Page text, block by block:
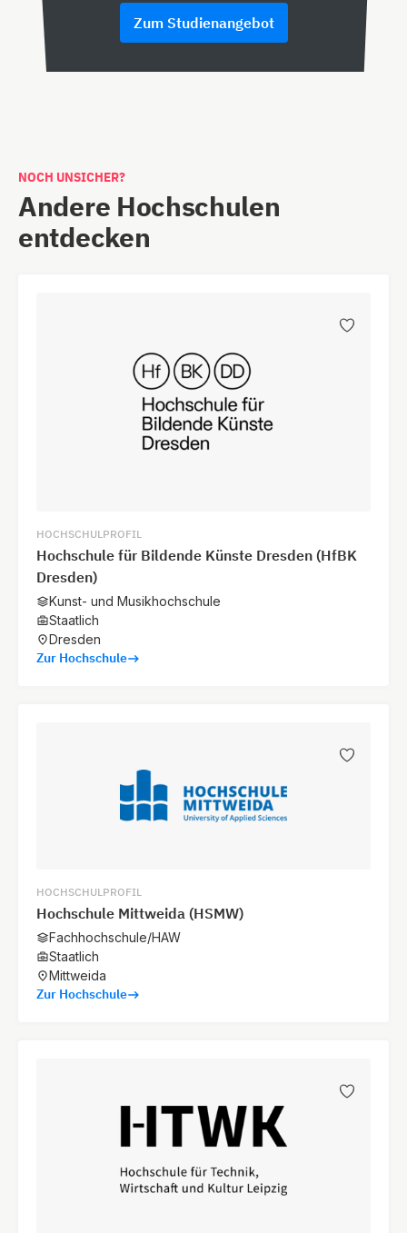
Zum Studienangebot
NOCH UNSICHER?
Andere Hochschulen
entdecken
HOCHSCHULPROFIL
Hochschule für Bildende Künste Dresden (HfBK
Dresden)
Kunst- und Musikhochschule
Staatlich
Dresden
Zur Hochschule
HOCHSCHULPROFIL
Hochschule Mittweida (HSMW)
Fachhochschule/HAW
Staatlich
Mittweida
Zur Hochschule